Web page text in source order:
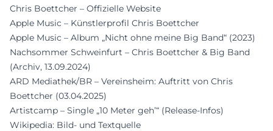
Chris Boettcher – Offizielle Website
Apple Music – Künstlerprofil Chris Boettcher
Apple Music – Album „Nicht ohne meine Big Band“ (2023)
Nachsommer Schweinfurt – Chris Boettcher & Big Band
(Archiv, 13.09.2024)
ARD Mediathek/BR – Vereinsheim: Auftritt von Chris
Boettcher (03.04.2025)
Artistcamp – Single „10 Meter geh’“ (Release-Infos)
Wikipedia: Bild- und Textquelle